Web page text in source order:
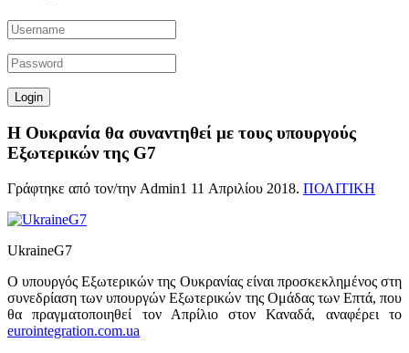
Η Ουκρανία θα συναντηθεί με τους υπουργούς
Εξωτερικών της G7
Γράφτηκε από τον/την Admin1 11 Απριλίου 2018. ΠΟΛΙΤΙΚΗ
UkraineG7
Ο υπουργός Εξωτερικών της Ουκρανίας είναι προσκεκλημένος στη
συνεδρίαση των υπουργών Εξωτερικών της Ομάδας των Επτά, που
θα πραγματοποιηθεί τον Απρίλιο στον Καναδά, αναφέρει το
eurointegration.com.ua